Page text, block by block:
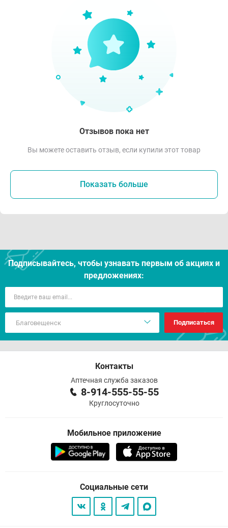
Отзывов пока нет
Вы можете оставить отзыв, если купили этот товар
Показать больше
Подписывайтесь, чтобы узнавать первым об акцияx и
предложениях:
Подписаться
Контакты
Аптечная служба заказов
8-914-555-55-55
Круглосуточно
Мобильное приложение
Социальные сети